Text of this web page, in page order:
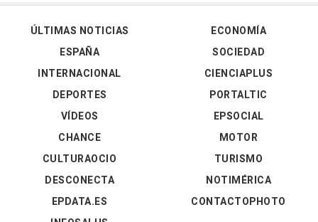
ÚLTIMAS NOTICIAS
ESPAÑA
INTERNACIONAL
DEPORTES
VÍDEOS
ECONOMÍA
SOCIEDAD
CIENCIAPLUS
PORTALTIC
EPSOCIAL
CHANCE
CULTURAOCIO
DESCONECTA
EPDATA.ES
MOTOR
TURISMO
NOTIMÉRICA
CONTACTOPHOTO